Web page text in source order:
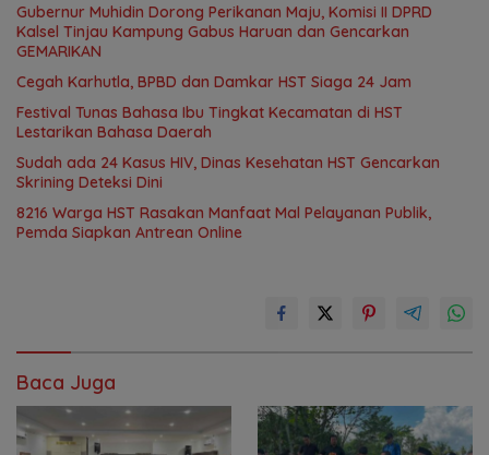
Gubernur Muhidin Dorong Perikanan Maju, Komisi II DPRD
Kalsel Tinjau Kampung Gabus Haruan dan Gencarkan
GEMARIKAN
Cegah Karhutla, BPBD dan Damkar HST Siaga 24 Jam
Festival Tunas Bahasa Ibu Tingkat Kecamatan di HST
Lestarikan Bahasa Daerah
Sudah ada 24 Kasus HIV, Dinas Kesehatan HST Gencarkan
Skrining Deteksi Dini
8216 Warga HST Rasakan Manfaat Mal Pelayanan Publik,
Pemda Siapkan Antrean Online
Baca Juga